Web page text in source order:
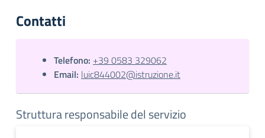
Contatti
Telefono: +39 0583 329062
Email: luic844002@istruzione.it
Struttura responsabile del servizio